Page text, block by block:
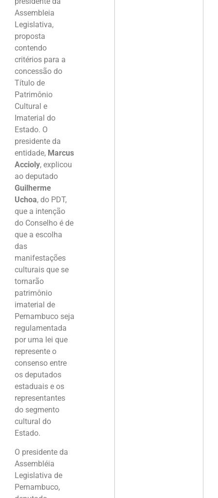
Assembleia
Legislativa,
proposta
contendo
critérios para a
concessão do
Título de
Patrimônio
Cultural e
Imaterial do
Estado. O
presidente da
entidade, Marcus
Accioly, explicou
ao deputado
Guilherme
Uchoa, do PDT,
que a intenção
do Conselho é de
que a escolha
das
manifestações
culturais que se
tornarão
patrimônio
imaterial de
Pernambuco seja
regulamentada
por uma lei que
represente o
consenso entre
os deputados
estaduais e os
representantes
do segmento
cultural do
Estado.
O presidente da
Assembléia
Legislativa de
Pernambuco,